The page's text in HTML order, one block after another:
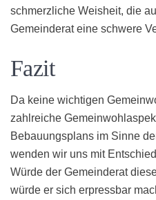
schmerzliche Weisheit, die
Gemeinderat eine schwere
Fazit
Da keine wichtigen
zahlreiche
Bebauungsplans im Sinne
wenden wir uns mit
Würde der Gemeinderat
würde er sich erpressbar